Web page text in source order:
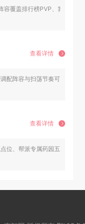
覆盖排行榜PVP、篝火挑
查看详情
阵容与扫荡节奏可以弱
查看详情
、帮派专属药园五大类